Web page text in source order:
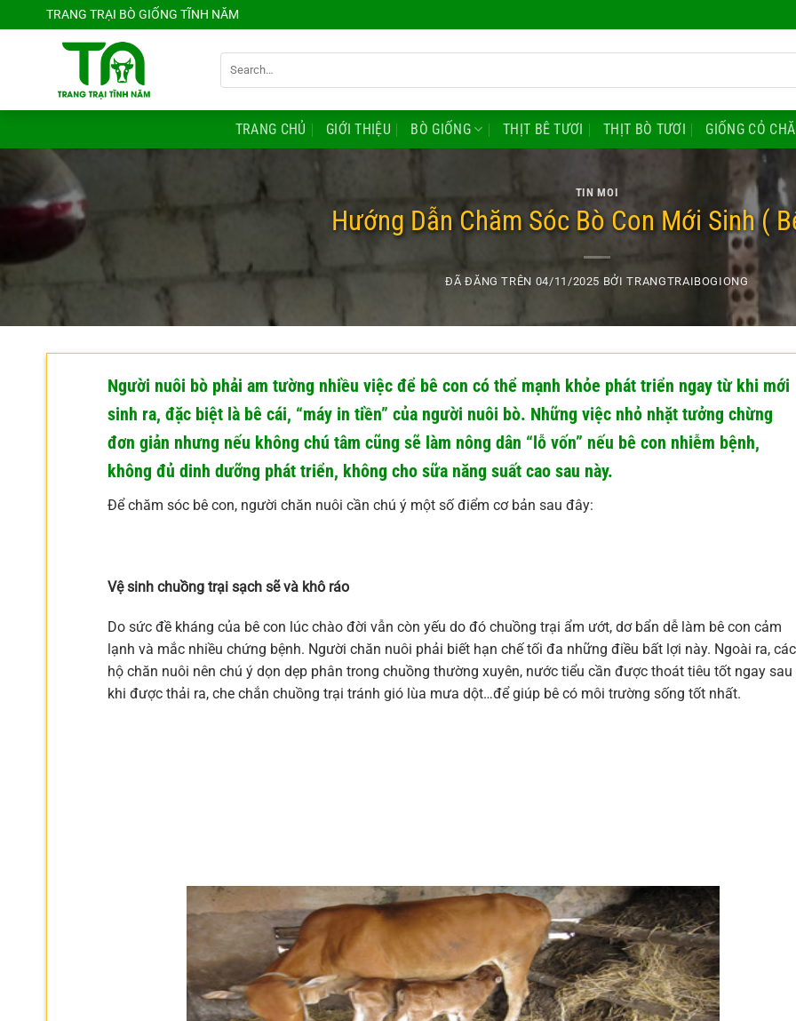
đến
TRANG TRẠI BÒ GIỐNG TĨNH NĂM
for:
TRANG CHỦ GIỚI THIỆU BÒ GIỐNG THỊT BÊ TƯƠI THỊT BÒ TƯƠI GIỐNG CỎ
TIN MOI
Hướng Dẫn Chăm Sóc Bò Con Mới Sinh (
ĐÃ ĐĂNG TRÊN 04/11/2025 BỞITRANGTRAIBOGIONG
Người nuôi bò phải am tường nhiều việc để bê con có thể mạnh khỏe phát triển ngay từ khi mới
sinh ra, đặc biệt là bê cái, “máy in tiền” của người nuôi bò. Những việc nhỏ nhặt tưởng chừng
đơn giản nhưng nếu không chú tâm cũng sẽ làm nông dân “lỗ vốn” nếu bê con nhiễm bệnh,
không đủ dinh dưỡng phát triển, không cho sữa năng suất cao sau này.
Để chăm sóc bê con, người chăn nuôi cần chú ý một số điểm cơ bản sau đây:
Vệ sinh chuồng trại sạch sẽ và khô ráo
Do sức đề kháng của bê con lúc chào đời vẫn còn yếu do đó chuồng trại ẩm ướt, dơ bẩn dễ làm bê con cảm
lạnh và mắc nhiều chứng bệnh. Người chăn nuôi phải biết hạn chế tối đa những điều bất lợi này. Ngoài ra, các
hộ chăn nuôi nên chú ý dọn dẹp phân trong chuồng thường xuyên, nước tiểu cần được thoát tiêu tốt ngay sau
khi được thải ra, che chắn chuồng trại tránh gió lùa mưa dột…để giúp bê có môi trường sống tốt nhất.